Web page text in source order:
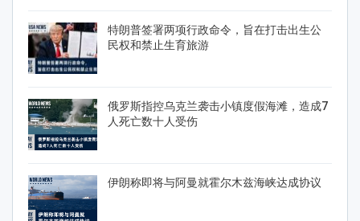
特朗普签署两项行政命令，旨在打击出生公
民权和禁止生育旅游
俄罗斯指控乌克兰袭击小镇度假海滩，造成7
人死亡数十人受伤
伊朗称即将与阿曼就霍尔木兹海峡达成协议